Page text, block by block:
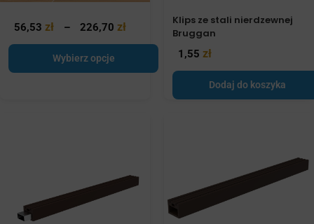
56,53 zł – 226,70 zł
Wybierz opcje
Klips ze stali nierdzewnej
Bruggan
1,55 zł
Dodaj do koszyka